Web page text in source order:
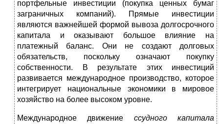
портфельные инвестиции (покупка ценных бумаг
заграничных компаний). Прямые инвестиции
являются важнейшей формой вывоза долгосрочного
капитала и оказывают большое влияние на
платежный баланс. Они не создают долговых
обязательств, поскольку означают покупку
собственности. В результате этих инвестиций
развивается международное производство, которое
интегрирует национальные экономики в мировое
хозяйство на более высоком уровне.
Международное движение ссудного капитала